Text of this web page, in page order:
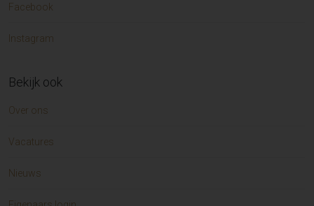
Facebook
Instagram
Bekijk ook
Over ons
Vacatures
Nieuws